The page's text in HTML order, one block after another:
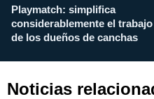
Playmatch: simplifica
considerablemente el trabajo
de los dueños de canchas
Noticias